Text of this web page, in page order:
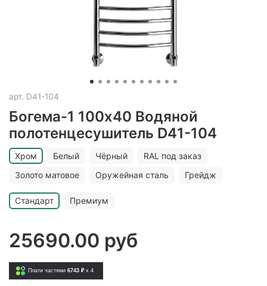
арт. D41-104
Богема-1 100х40 Водяной
полотенцесушитель D41-104
Хром Белый Чёрный
RAL под заказ
Золото матовое
Оружейная сталь Грейдж
Стандарт Премиум
25690.00 руб
Плати частями 6743 ₽ x 4